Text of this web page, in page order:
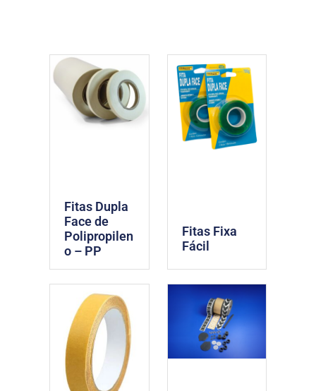
Fitas Dupla
Face de
Polipropilen
o – PP
Fitas Fixa
Fácil